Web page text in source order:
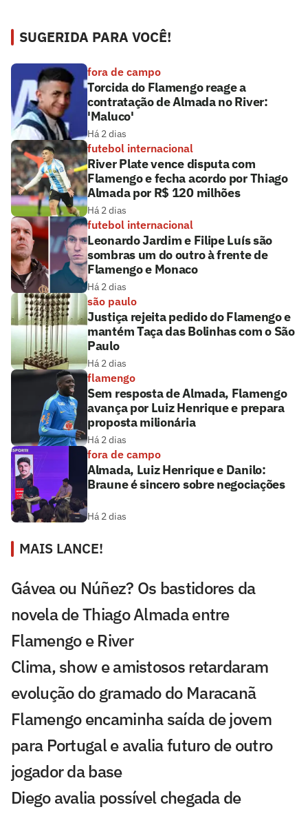
SUGERIDA PARA VOCÊ!
fora de campo
Torcida do Flamengo reage a
contratação de Almada no River:
'Maluco'
Há 2 dias
futebol internacional
River Plate vence disputa com
Flamengo e fecha acordo por Thiago
Almada por R$ 120 milhões
Há 2 dias
futebol internacional
Leonardo Jardim e Filipe Luís são
sombras um do outro à frente de
Flamengo e Monaco
Há 2 dias
são paulo
Justiça rejeita pedido do Flamengo e
mantém Taça das Bolinhas com o São
Paulo
Há 2 dias
flamengo
Sem resposta de Almada, Flamengo
avança por Luiz Henrique e prepara
proposta milionária
Há 2 dias
fora de campo
Almada, Luiz Henrique e Danilo:
Braune é sincero sobre negociações
Há 2 dias
MAIS LANCE!
Gávea ou Núñez? Os bastidores da
novela de Thiago Almada entre
Flamengo e River
Clima, show e amistosos retardaram
evolução do gramado do Maracanã
Flamengo encaminha saída de jovem
para Portugal e avalia futuro de outro
jogador da base
Diego avalia possível chegada de